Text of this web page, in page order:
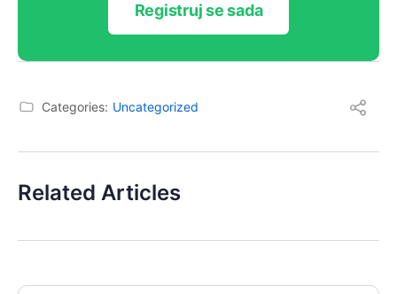
Registruj se sada
Categories: Uncategorized
Related Articles